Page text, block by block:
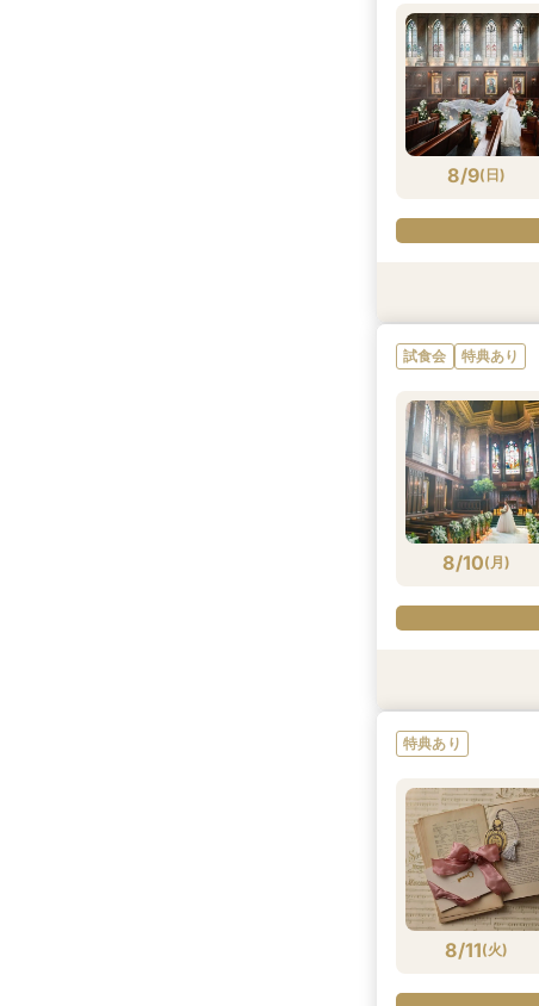
8/9( 日)
8/9(日)
8/9(日)
8/9(日)
8/9(日)
8/9(日)
8/9(日)
試食会 特典あり
8/10( 月)
8/10(月)
8/10(月)
特典あり
8/11(火)